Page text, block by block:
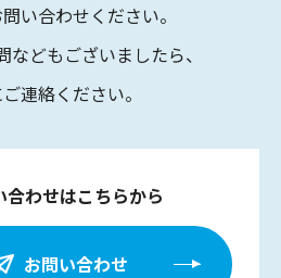
い合わせください。
どもございましたら、
連絡ください。
合わせはこちらから
お問い合わせ